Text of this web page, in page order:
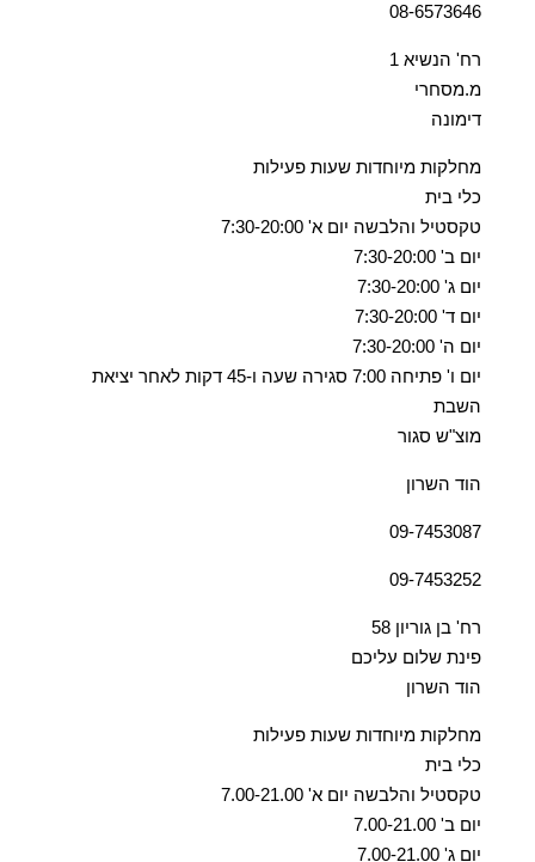
08-6573646
רח' הנשיא 1
מ.מסחרי
דימונה
מחלקות מיוחדות שעות פעילות
כלי בית
טקסטיל והלבשה יום א' 7:30-20:00
יום ב' 7:30-20:00
יום ג' 7:30-20:00
יום ד' 7:30-20:00
יום ה' 7:30-20:00
יום ו' פתיחה 7:00 סגירה שעה ו-45 דקות לאחר יציאת
השבת
מוצ"ש סגור
הוד השרון
09-7453087
09-7453252
רח' בן גוריון 58
פינת שלום עליכם
הוד השרון
מחלקות מיוחדות שעות פעילות
כלי בית
טקסטיל והלבשה יום א' 7.00-21.00
יום ב' 7.00-21.00
יום ג' 7.00-21.00